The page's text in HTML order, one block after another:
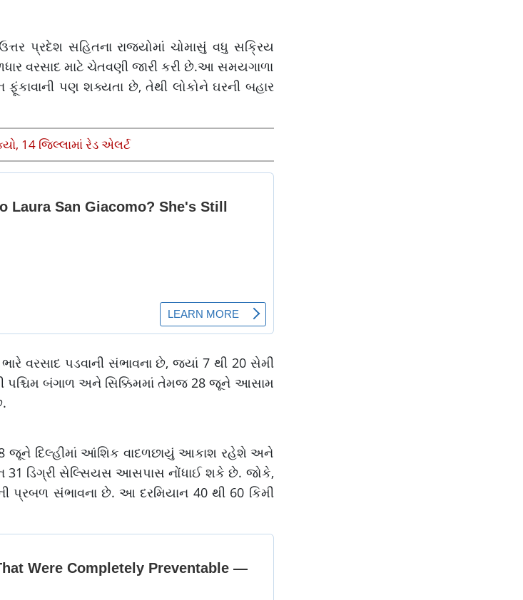
પ્રદેશ સહિતના રાજ્યોમાં ચોમાસું વધુ સક્રિય
વરસાદ માટે ચેતવણી જારી કરી છે.આ સમયગાળા
પણ શક્યતા છે, તેથી લોકોને ઘરની બહાર
14 જિલ્લામાં રેડ એલર્ટ
વરસાદ પડવાની સંભાવના છે, જ્યાં 7 થી 20 સેમી
પશ્ચિમ બંગાળ અને સિક્કિમમાં તેમજ 28 જૂને આસામ
જૂને દિલ્હીમાં આંશિક વાદળછાયું આકાશ રહેશે અને
31 ડિગ્રી સેલ્સિયસ આસપાસ નોંધાઈ શકે છે. જોકે,
પ્રબળ સંભાવના છે. આ દરમિયાન 40 થી 60 કિમી